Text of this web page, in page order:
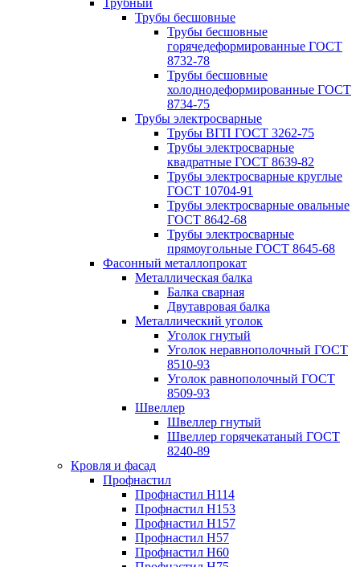
Трубный
Трубы бесшовные
Трубы бесшовные
горячедеформированные ГОСТ
8732-78
Трубы бесшовные
холоднодеформированные ГОСТ
8734-75
Трубы электросварные
Трубы ВГП ГОСТ 3262-75
Трубы электросварные
квадратные ГОСТ 8639-82
Трубы электросварные круглые
ГОСТ 10704-91
Трубы электросварные овальные
ГОСТ 8642-68
Трубы электросварные
прямоугольные ГОСТ 8645-68
Фасонный металлопрокат
Металлическая балка
Балка сварная
Двутавровая балка
Металлический уголок
Уголок гнутый
Уголок неравнополочный ГОСТ
8510-93
Уголок равнополочный ГОСТ
8509-93
Швеллер
Швеллер гнутый
Швеллер горячекатаный ГОСТ
8240-89
Кровля и фасад
Профнастил
Профнастил Н114
Профнастил Н153
Профнастил Н157
Профнастил Н57
Профнастил Н60